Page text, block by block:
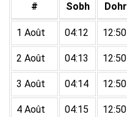
# Sobh Dohr
1 Août 04:12 12:50
2 Août 04:13 12:50
3 Août 04:14 12:50
4 Août 04:15 12:50